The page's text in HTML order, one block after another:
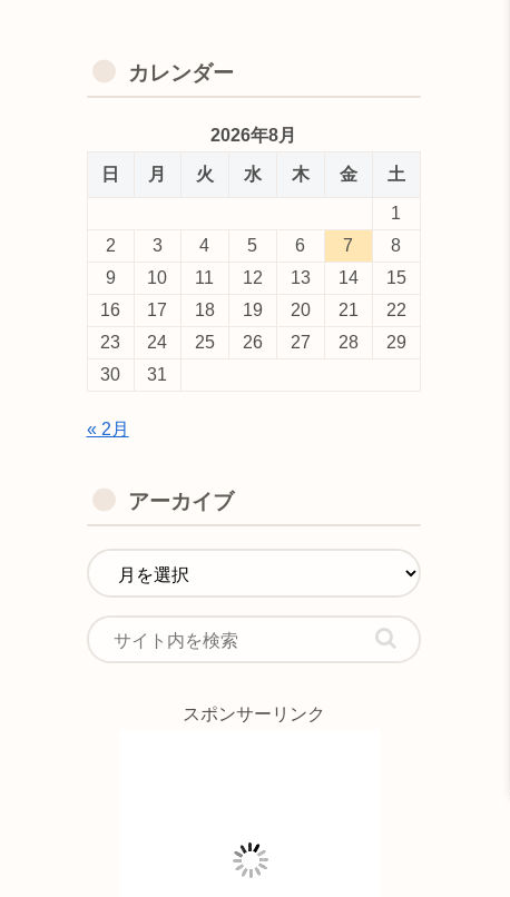
カレンダー
2026年8月
日 月 火 水 木 金 土
1
2
3 4 5 6 7
8
9
10 11 12 13 14
15
16
17 18 19 20 21
22
23
24 25 26 27 28
29
30
31
« 2月
アーカイブ
スポンサーリンク